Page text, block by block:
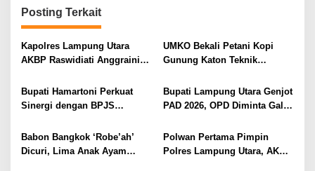
s
i
p
s
Posting Terkait
Kapolres Lampung Utara
AKBP Raswidiati Anggraini
Tokoh Masyarakat dan Adat
Perkuat Kamtibmas
UMKO Bekali Petani Kopi
Gunung Katon Teknik
Jual Hasil Panen Meningkat
Bupati Hamartoni Perkuat
Sinergi dengan BPJS
Kesehatan Makin Cepat dan
Mudah
Bupati Lampung Utara Genjot
PAD 2026, OPD Diminta Gali
hingga Optimalkan PBB-P2
Babon Bangkok ‘Robe’ah’
Dicuri, Lima Anak Ayam
Polwan Pertama Pimpin
Polres Lampung Utara, AKBP